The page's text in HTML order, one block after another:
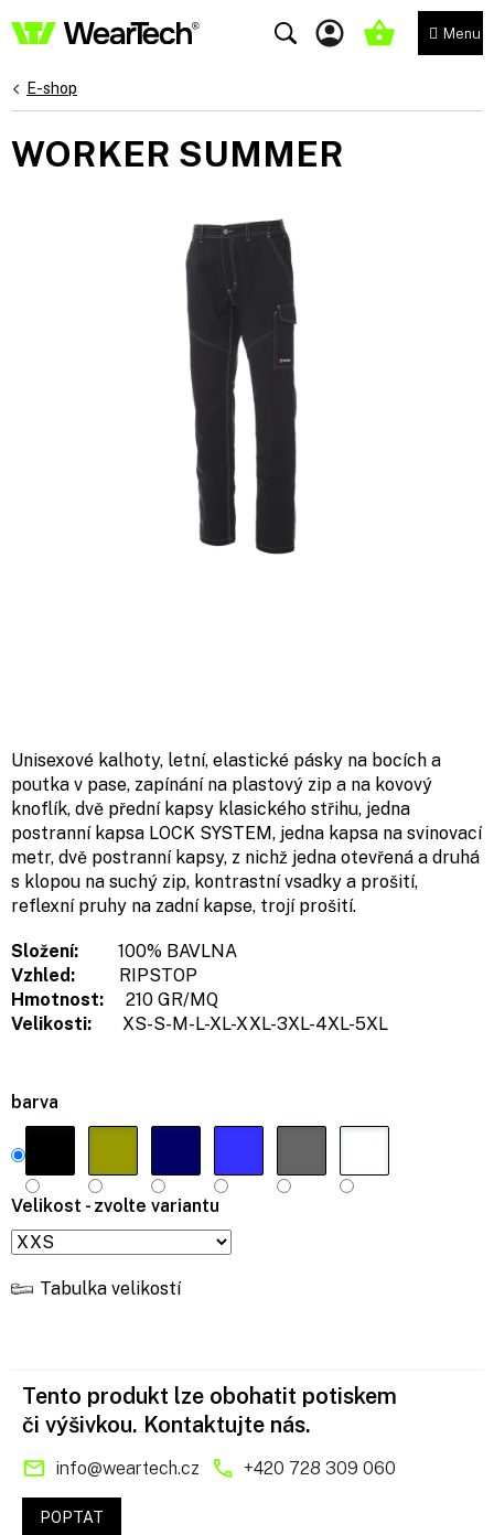
na
NÁKUPNÍ
E-shop
WORKER SUMMER
barva
Velikost - zvolte variantu
Tabulka velikostí
Unisexové kalhoty, letní, elastické pásky na bocích a
poutka v pase, zapínání na plastový zip a na kovový
knoflík, dvě přední kapsy klasického střihu, jedna
postranní kapsa LOCK SYSTEM, jedna kapsa na svinovací
metr, dvě postranní kapsy, z nichž jedna otevřená a druhá
s klopou na suchý zip, kontrastní vsadky a prošití,
reflexní pruhy na zadní kapse, trojí prošití.
Složení:
100% BAVLNA
Vzhled:
RIPSTOP
Hmotnost:
210 GR/MQ
Velikosti:
XS-S-M-L-XL-XXL-3XL-4XL-5XL
Tento produkt lze obohatit potiskem
či výšivkou. Kontaktujte nás.
info@weartech.cz +420 728 309 060
POPTAT